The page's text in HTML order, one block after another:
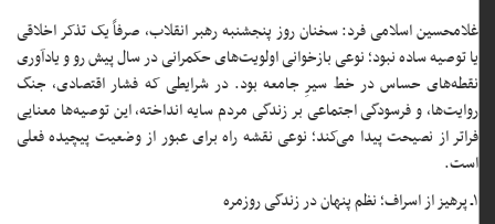
غلامحسین اسلامی فرد: سخنان روز پنجشنبه رهبر انقلاب، صرفاً یک تذکر اخلاقی
یا توصیه ساده نبود؛ نوعی بازخوانی اولویت‌های حکمرانی در سال پیش رو و یادآوری
نقطه‌های حساس در خط سیرِ جامعه بود. در شرایطی که فشار اقتصادی، جنگ
روایت‌ها، و فرسودگی اجتماعی بر زندگی مردم سایه انداخته، این توصیه‌ها معنایی
فراتر از نصیحت پیدا می‌کند؛ نوعی نقشه راه برای عبور از وضعیت پیچیده فعلی
است.